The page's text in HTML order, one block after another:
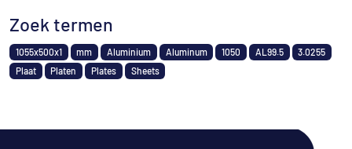
Zoek termen
1055x500x1 mm Aluminium Aluminum 1050 AL99.5
3.0255
Plaat
Platen Plates Sheets